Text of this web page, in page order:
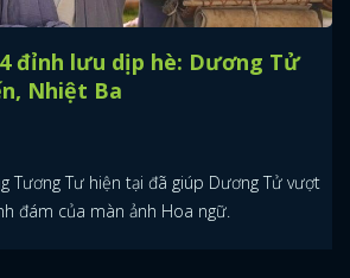
đỉnh lưu dịp hè: Dương Tử
Nhiệt Ba
Tương Tư hiện tại đã giúp Dương Tử vượt
đám của màn ảnh Hoa ngữ.